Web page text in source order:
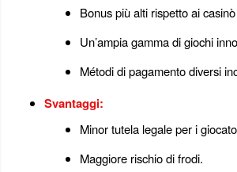
Bonus più alti rispetto ai
Un’ampia gamma di giochi
Métodi di pagamento diversi
Svantaggi:
Minor tutela legale per i
Maggiore rischio di frodi.